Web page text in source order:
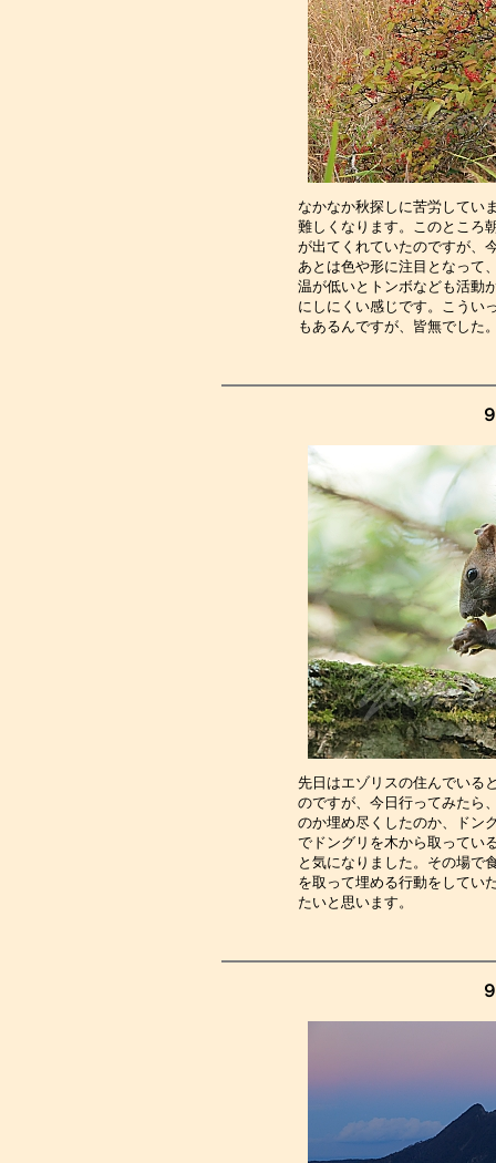
なかなか秋探しに苦労してい
難しくなります。このところ
が出てくれていたのですが、
あとは色や形に注目となって
温が低いとトンボなども活動
にしにくい感じです。こうい
もあるんで
先日はエゾリスの住んでいる
のですが、今日行ってみたら
のか埋め尽くしたのか、ドン
でドングリを木から取ってい
と気になりました。その場で
を取って埋める行動をしてい
たいと